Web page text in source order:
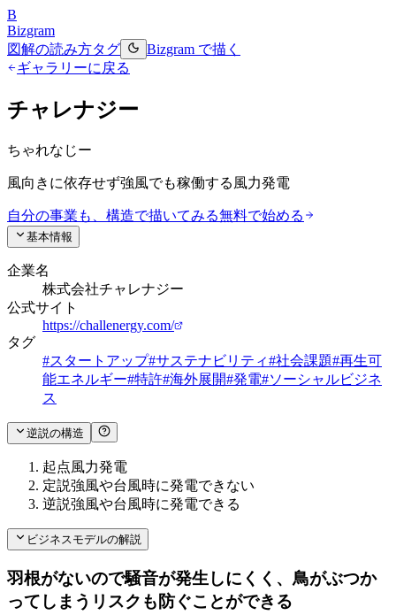
B
Bizgram
図解の読み方タグ
Bizgram で描く
ギャラリーに戻る
チャレナジー
ちゃれなじー
風向きに依存せず強風でも稼働する風力発電
自分の事業も、構造で描いてみる無料で始める
基本情報
企業名
株式会社チャレナジー
公式サイト
https://challenergy.com/
タグ
#スタートアップ#サステナビリティ#社会課題#再生可
能エネルギー#特許#海外展開#発電#ソーシャルビジネ
ス
逆説の構造
起点風力発電
定説強風や台風時に発電できない
逆説強風や台風時に発電できる
ビジネスモデルの解説
羽根がないので騒音が発生しにくく、鳥がぶつか
ってしまうリスクも防ぐことができる